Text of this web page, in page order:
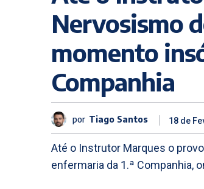
Nervosismo
momento
Companhia
por Tiago Santos 18 de
Até o Instrutor Marques o
enfermaria da 1.ª Companhia,